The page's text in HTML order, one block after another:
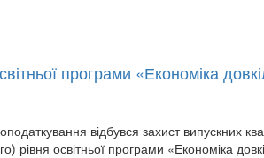
програми «Економіка
відбувся захист випускних
рівня освітньої програми «Економіка